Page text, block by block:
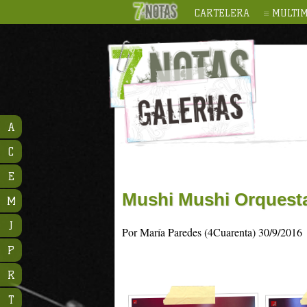
CARTELERA
Mushi Mushi
Por María Paredes (4Cuarenta) 30/9/2016
A
C
E
M
J
P
R
T